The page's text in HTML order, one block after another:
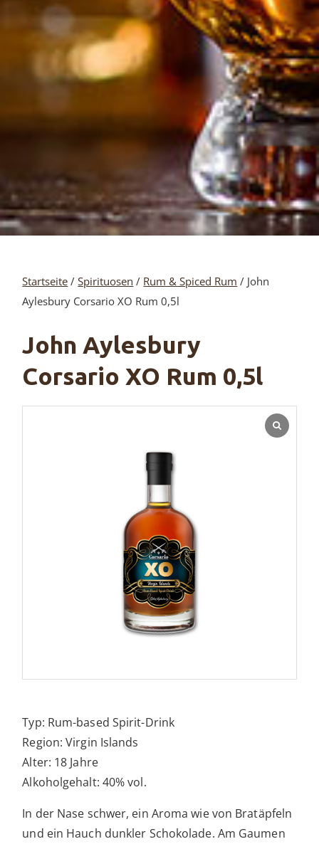
Startseite /Spirituosen / Rum & Spiced Rum / John
Aylesbury Corsario XO Rum 0,5l
John Aylesbury
Corsario XO Rum 0,5l
Typ: Rum-based Spirit-Drink
Region: Virgin Islands
Alter: 18 Jahre
Alkoholgehalt: 40% vol.
In der Nase schwer, ein Aroma wie von Bratäpfeln
und ein Hauch dunkler Schokolade. Am Gaumen